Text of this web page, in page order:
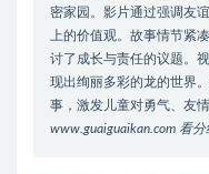
密家园。影片通过强调友
上的价值观。故事情节紧
讨了成长与责任的议题。
现出绚丽多彩的龙的世界
事，激发儿童对勇气、友
www.guaiguaikan.com 看